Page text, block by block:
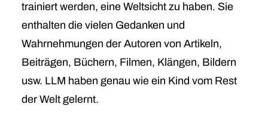
trainiert werden, eine Weltsicht zu haben. Sie
enthalten die vielen Gedanken und
Wahrnehmungen der Autoren von Artikeln,
Beiträgen, Büchern, Filmen, Klängen, Bildern
usw. LLM haben genau wie ein Kind vom Rest
der Welt gelernt.